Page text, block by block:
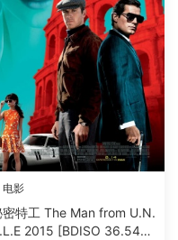
电影
密特工 The Man from U.N.
2015 [BDISO 36.54G